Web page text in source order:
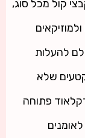
קול מכל סוג,
להעלות
שלא
פתוחה